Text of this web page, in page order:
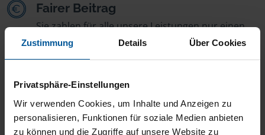
Zustimmung Details Über Cookies
Privatsphäre-Einstellungen
Wir verwenden Cookies, um Inhalte und Anzeigen zu
personalisieren, Funktionen für soziale Medien anbieten
zu können und die Zugriffe auf unsere Website zu
Fairer Beitrag
Sie zahlen für alle unsere Leistungen nur einen
jährlichen Mitgliedsbeitrag, der sich nach Ihren
Jahreseinnahmen richtet.